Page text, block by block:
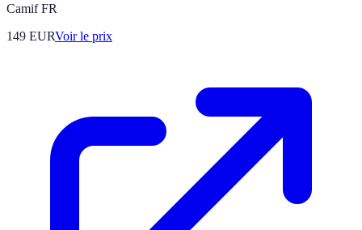
Camif FR
149 EURVoir le prix